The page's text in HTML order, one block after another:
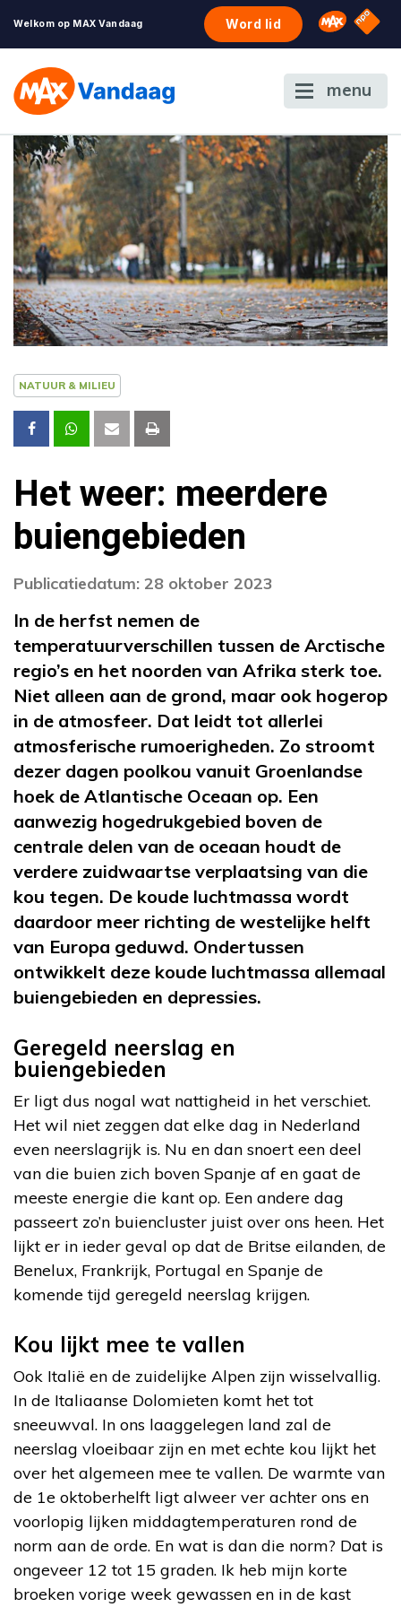
Welkom op MAX Vandaag Word lid Omroep
NPO
menu
NATUUR & MILIEU
Het weer: meerdere
buiengebieden
Publicatiedatum: 28 oktober 2023
In de herfst nemen de
temperatuurverschillen tussen de Arctische
regio’s en het noorden van Afrika sterk toe.
Niet alleen aan de grond, maar ook hogerop
in de atmosfeer. Dat leidt tot allerlei
atmosferische rumoerigheden. Zo stroomt
dezer dagen poolkou vanuit Groenlandse
hoek de Atlantische Oceaan op. Een
aanwezig hogedrukgebied boven de
centrale delen van de oceaan houdt de
verdere zuidwaartse verplaatsing van die
kou tegen. De koude luchtmassa wordt
daardoor meer richting de westelijke helft
van Europa geduwd. Ondertussen
ontwikkelt deze koude luchtmassa allemaal
buiengebieden en depressies.
Geregeld neerslag en
buiengebieden
Er ligt dus nogal wat nattigheid in het verschiet.
Het wil niet zeggen dat elke dag in Nederland
even neerslagrijk is. Nu en dan snoert een deel
van die buien zich boven Spanje af en gaat de
meeste energie die kant op. Een andere dag
passeert zo’n buiencluster juist over ons heen. Het
lijkt er in ieder geval op dat de Britse eilanden, de
Benelux, Frankrijk, Portugal en Spanje de
komende tijd geregeld neerslag krijgen.
Kou lijkt mee te vallen
Ook Italië en de zuidelijke Alpen zijn wisselvallig.
In de Italiaanse Dolomieten komt het tot
sneeuwval. In ons laaggelegen land zal de
neerslag vloeibaar zijn en met echte kou lijkt het
over het algemeen mee te vallen. De warmte van
de 1e oktoberhelft ligt alweer ver achter ons en
voorlopig lijken middagtemperaturen rond de
norm aan de orde. En wat is dan die norm? Dat is
ongeveer 12 tot 15 graden. Ik heb mijn korte
broeken vorige week gewassen en in de kast